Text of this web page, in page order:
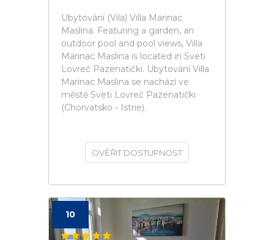
Ubytování (Vila) Villa Marinac
Maslina. Featuring a garden, an
outdoor pool and pool views, Villa
Marinac Maslina is located in Sveti
Lovreč Pazenatički. Ubytování Villa
Marinac Maslina se nachází ve
městě Sveti Lovreč Pazenatički
(Chorvatsko - Istrie).
OVĚŘIT DOSTUPNOST
10